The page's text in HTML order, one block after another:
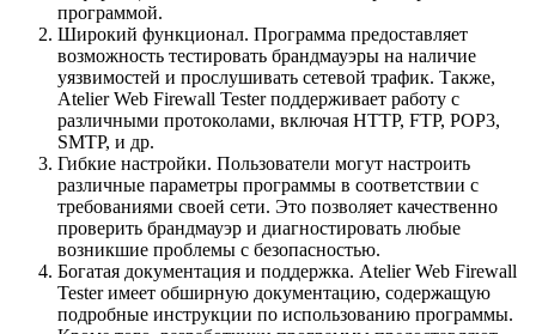
программой.
Широкий функционал. Программа предоставляет
возможность тестировать брандмауэры на наличие
уязвимостей и прослушивать сетевой трафик. Также,
Atelier Web Firewall Tester поддерживает работу с
различными протоколами, включая HTTP, FTP, POP3,
SMTP, и др.
Гибкие настройки. Пользователи могут настроить
различные параметры программы в соответствии с
требованиями своей сети. Это позволяет качественно
проверить брандмауэр и диагностировать любые
возникшие проблемы с безопасностью.
Богатая документация и поддержка. Atelier Web Firewall
Tester имеет обширную документацию, содержащую
подробные инструкции по использованию программы.